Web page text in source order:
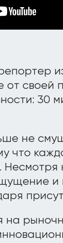
от своей
30
не
что
Несмотря
и
на